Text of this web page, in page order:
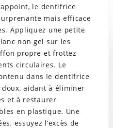
le dentifrice
mais efficace
Appliquez une petite
non gel sur les
propre et frottez
circulaires. Le
dans le dentifrice
aidant à éliminer
et à restaurer
en plastique. Une
essuyez l’excès de